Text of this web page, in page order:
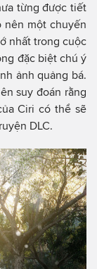
từng được tiết
nên một chuyến
nhất trong cuộc
đặc biệt chú ý
ảnh quảng bá.
suy đoán rằng
Ciri có thể sẽ
DLC.